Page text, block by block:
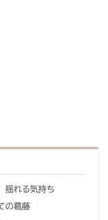
揺れる気持ち
の葛藤